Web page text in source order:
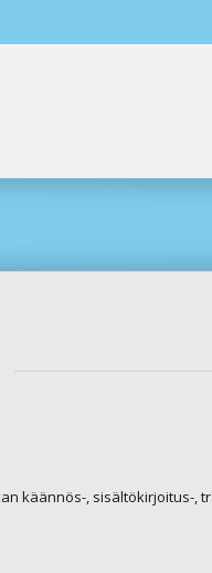
käännös-, sisältökirjoitus-,